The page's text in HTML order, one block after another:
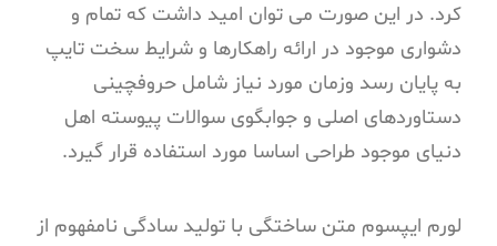
کرد. در این صورت می توان امید داشت که تمام و
دشواری موجود در ارائه راهکارها و شرایط سخت تایپ
به پایان رسد وزمان مورد نیاز شامل حروفچینی
دستاوردهای اصلی و جوابگوی سوالات پیوسته اهل
دنیای موجود طراحی اساسا مورد استفاده قرار گیرد.
لورم ایپسوم متن ساختگی با تولید سادگی نامفهوم از